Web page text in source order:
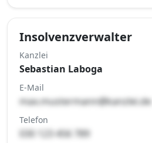
Insolvenzverwalter
Kanzlei
Sebastian Laboga
E-Mail
max.mustermann@kanzlei.de
Telefon
030 123 456 789